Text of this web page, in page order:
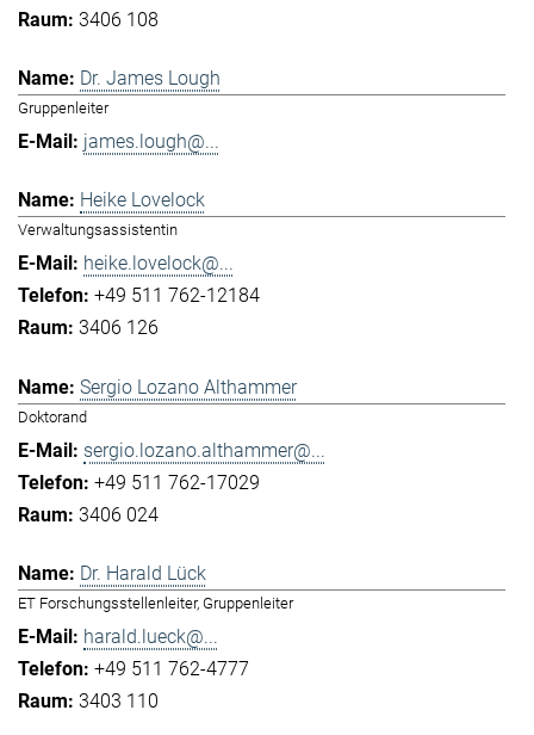
3406 108
Dr. James Lough
Gruppenleiter
james.lough@...
Heike Lovelock
Verwaltungsassistentin
heike.lovelock@...
+49 511 762-12184
3406 126
Sergio Lozano Althammer
Doktorand
sergio.lozano.althammer@...
+49 511 762-17029
3406 024
Dr. Harald Lück
ET Forschungsstellenleiter, Gruppenleiter
harald.lueck@...
+49 511 762-4777
3403 110